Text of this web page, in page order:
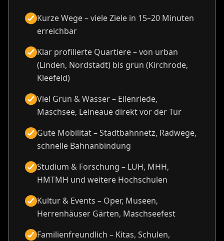
Kurze Wege – viele Ziele in 15–20 Minuten
erreichbar
Klar profilierte Quartiere – von urban
(Linden, Nordstadt) bis grün (Kirchrode,
Kleefeld)
Viel Grün & Wasser – Eilenriede,
Maschsee, Leineaue direkt vor der Tür
Gute Mobilität – Stadtbahnnetz, Radwege,
schnelle Bahnanbindung
Studium & Forschung – LUH, MHH,
HMTMH und weitere Hochschulen
Kultur & Events – Oper, Museen,
Herrenhäuser Gärten, Maschseefest
Familienfreundlich – Kitas, Schulen,